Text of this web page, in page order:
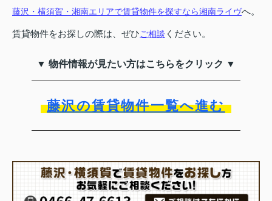
藤沢・横須賀・湘南エリアで賃貸物件を探すなら湘南ライヴへ。
賃貸物件をお探しの際は、ぜひご相談 ください。
▼ 物件情報が見たい方はこちらをクリック ▼
藤沢の賃貸物件一覧へ進む